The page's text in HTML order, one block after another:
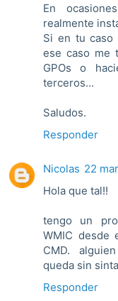
En
realmente
Si en tu caso
ese caso me
GPOs o
terceros...
Saludos.
Responder
Nicolas 22
Hola que tal!!
tengo un
WMIC desde
CMD.
queda sin
Responder